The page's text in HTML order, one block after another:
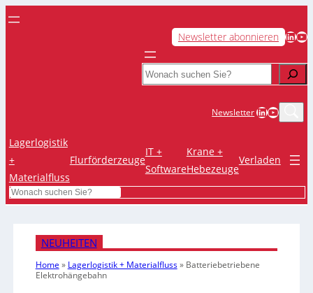
Newsletter abonnieren LinkedIn YouTube
Search
NewsletterLinkedIn
Lagerlogistik
+
Materialfluss
Flurförderzeuge
IT +
Software
Krane +
Hebezeuge
Verladen
Search
NEUHEITEN
Home » Lagerlogistik + Materialfluss» Batteriebetriebene
Elektrohängebahn